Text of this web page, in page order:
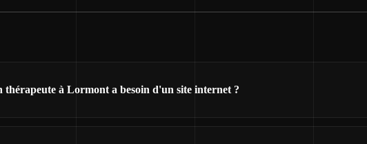
thérapeute à Lormont a besoin d'un site internet ?